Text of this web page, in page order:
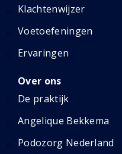
Klachtenwijzer
Voetoefeningen
Ervaringen
Over ons
De praktijk
Angelique Bekkema
Podozorg Nederland